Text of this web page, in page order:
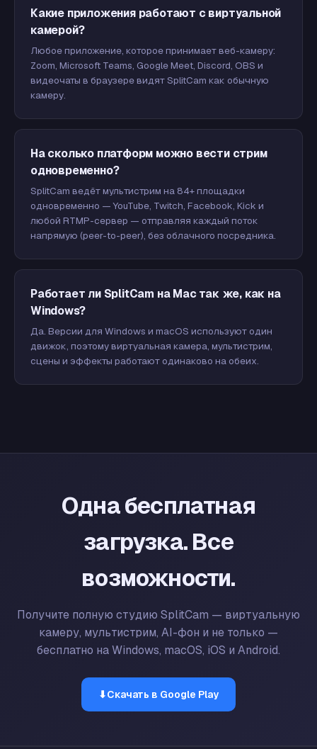
Какие приложения работают с виртуальной
камерой?
Любое приложение, которое принимает веб-камеру:
Zoom, Microsoft Teams, Google Meet, Discord, OBS и
видеочаты в браузере видят SplitCam как обычную
камеру.
На сколько платформ можно вести стрим
одновременно?
SplitCam ведёт мультистрим на 84+ площадки
одновременно — YouTube, Twitch, Facebook, Kick и
любой RTMP-сервер — отправляя каждый поток
напрямую (peer-to-peer), без облачного посредника.
Работает ли SplitCam на Mac так же, как на
Windows?
Да. Версии для Windows и macOS используют один
движок, поэтому виртуальная камера, мультистрим,
сцены и эффекты работают одинаково на обеих.
Одна бесплатная
загрузка. Все
возможности.
Получите полную студию SplitCam — виртуальную
камеру, мультистрим, AI-фон и не только —
бесплатно на Windows, macOS, iOS и Android.
⬇Скачать в Google Play